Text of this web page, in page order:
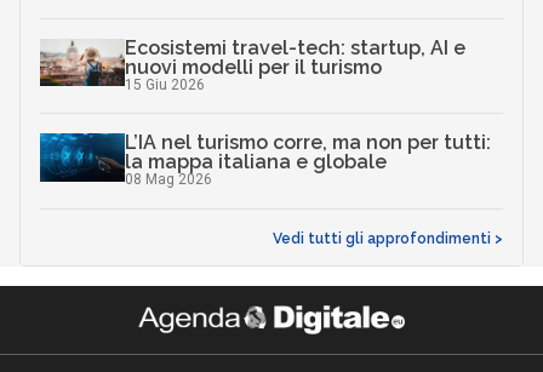
Ecosistemi travel-tech: startup, AI e
nuovi modelli per il turismo
15 Giu 2026
L’IA nel turismo corre, ma non per tutti:
la mappa italiana e globale
08 Mag 2026
Vedi tutti gli approfondimenti >